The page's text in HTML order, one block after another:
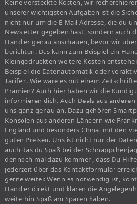
Keine versteckte Kosten, wir
unserer wichtigsten Aufgaben ist die
nicht nur um die E-Mail Adresse, die du
Newsletter gegeben hast, sondern auch
Händler genau anschauen, bevor wir
berichten. Das kann zum Beispiel ein
Kleingedruckten weitere Kosten
Beispiel die Datenautomatik oder
Tarifen. Wie wäre es mit einem
Prämien? Auch hier haben wir die
informieren dich. Auch Deals aus
uns ganz genau an. Dazu gehören
Konsolen aus anderen Ländern wie
England und besonders China, mit den
guten Preisen. Uns ist nicht nur der
auch das du Spaß bei der
dennoch mal dazu kommen, dass Du
jederzeit über das Kontaktformular
gerne weiter. Wenn es notwendig ist,
Händler direkt und klären die
weiterhin Spaß am Sparen haben.